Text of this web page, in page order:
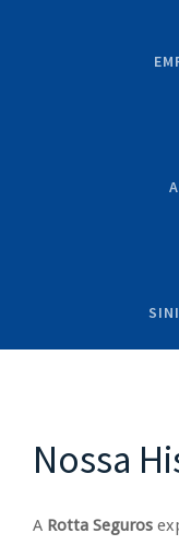
Nossa
A Rotta Seguros